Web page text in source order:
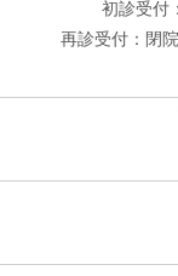
初診受付
再診受付：閉